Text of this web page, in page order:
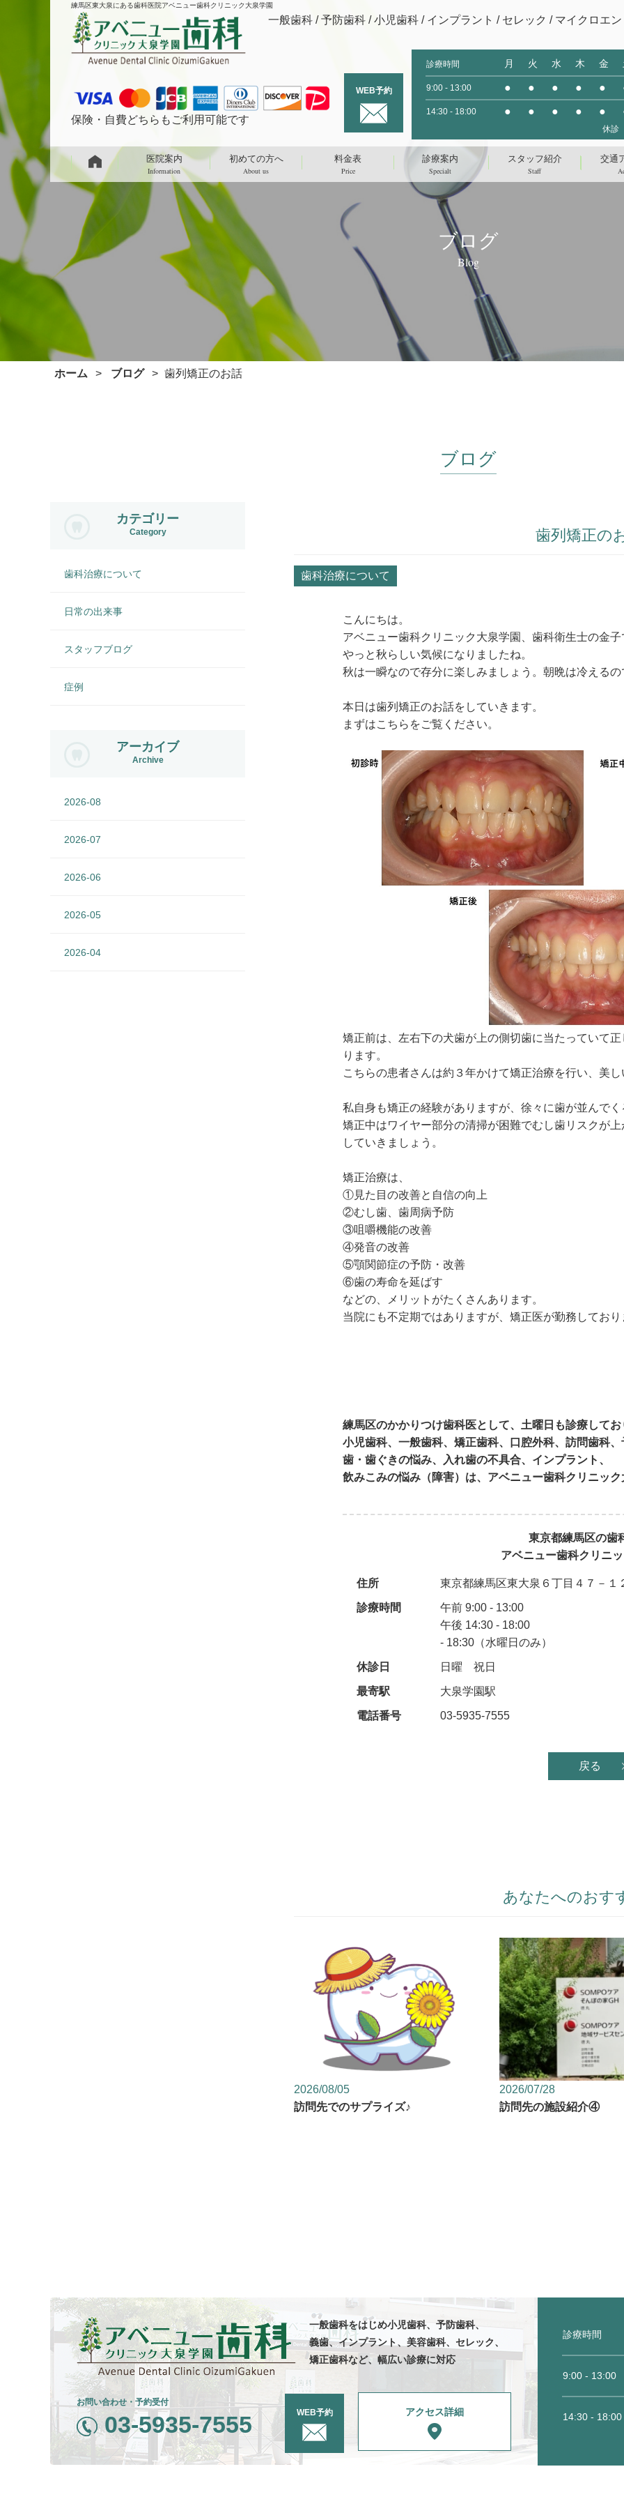
練馬区東大泉にある歯科医院アベニュー歯科クリニック大泉学園
一般歯科 / 予防歯科 / 小児歯科 / インプラント / セレック / マイクロエ
診療時間 月 火 水 木 金
9:00 - 13:00 ● ● ● ● ●
14:30 - 18:00 ● ● ● ● ●
休診
WEB予約
保険・自費どちらもご利用可能です
医院案内
Information
初めての方へ
About us
料金表
Price
診療案内
Specialt
スタッフ紹介
Staff
交通
ブログ
Blog
ホーム ブログ 歯列矯正のお話
ブログ
歯列矯正の
歯科治療について
こんにちは。
アベニュー歯科クリニック大泉学園、歯科衛生士の金子
やっと秋らしい気候になりましたね。
秋は一瞬なので存分に楽しみましょう。朝晩は冷える
本日は歯列矯正のお話をしていきます。
まずはこちらをご覧ください。
矯正前は、左右下の犬歯が上の側切歯に当たっていて
ります。
こちらの患者さんは約３年かけて矯正治療を行い、美
私自身も矯正の経験がありますが、徐々に歯が並んで
矯正中はワイヤー部分の清掃が困難でむし歯リスクが
していきましょう。
矯正治療は、
①見た目の改善と自信の向上
②むし歯、歯周病予防
③咀嚼機能の改善
④発音の改善
⑤顎関節症の予防・改善
⑥歯の寿命を延ばす
などの、メリットがたくさんあります。
当院にも不定期ではありますが、矯正医が勤務してお
練馬区のかかりつけ歯科医として、土曜日も診療してお
小児歯科、一般歯科、矯正歯科、口腔外科、訪問歯科
歯・歯ぐきの悩み、入れ歯の不具合、インプラント、
飲みこみの悩み（障害）は、アベニュー歯科クリニッ
東京都練馬区の歯
アベニュー歯科クリニ
住所 東京都練馬区東大泉６丁目４７－１
診療時間
午前 9:00 - 13:00
午後 14:30 - 18:00
- 18:30（水曜日のみ）
休診日 日曜 祝日
最寄駅 大泉学園駅
電話番号 03-5935-7555
戻る
あなたへのおす
2026/08/05
訪問先でのサプライズ♪
2026/07/28
訪問先の施設紹介④
カテゴリー
Category
歯科治療について
日常の出来事
スタッフブログ
症例
アーカイブ
Archive
2026-08
2026-07
2026-06
2026-05
2026-04
一般歯科をはじめ小児歯科、 予防歯科、
義歯、インプラント、美容歯科、セレック、
矯正歯科など、 幅広い診療に対応
お問い合わせ・予約受付
03-5935-7555 WEB予約 アクセス詳細
診療時間
9:00 - 13:00
14:30 - 18:00